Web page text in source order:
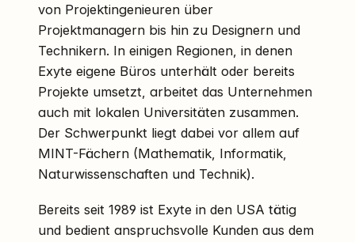
von Projektingenieuren über
Projektmanagern bis hin zu Designern und
Technikern. In einigen Regionen, in denen
Exyte eigene Büros unterhält oder bereits
Projekte umsetzt, arbeitet das Unternehmen
auch mit lokalen Universitäten zusammen.
Der Schwerpunkt liegt dabei vor allem auf
MINT-Fächern (Mathematik, Informatik,
Naturwissenschaften und Technik).
Bereits seit 1989 ist Exyte in den USA tätig
und bedient anspruchsvolle Kunden aus dem